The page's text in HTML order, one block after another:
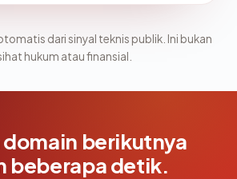
dari sinyal teknis publik. Ini bukan
hukum atau finansial.
domain berikutnya
beberapa detik.